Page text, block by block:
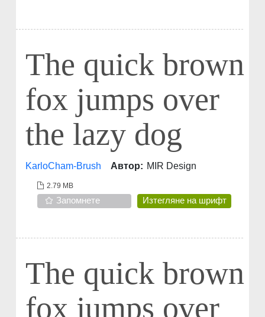
The quick brown
fox jumps over
the lazy dog
KarloCham-Brush Автор: MIR Design
2.79 MB
Запомнете Изтегляне на шрифт
The quick brown
fox jumps over